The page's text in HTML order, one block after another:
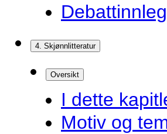
4. Skjønnlitteratur
Oversikt
I dette
Motiv og